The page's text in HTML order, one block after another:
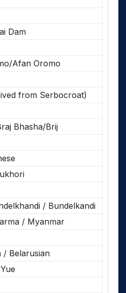
Dam
Afan Oromo
from Serbocroat)
Bhasha/Brij
/ Bundelkandi
/ Myanmar
/ Belarusian